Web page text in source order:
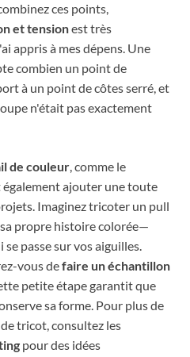
ces points,
et tensionest très
appris à mes dépens. Une
combien un point de
à un point de côtes serré, et
n'était pas exactement
de couleur , comme le
ajouter une toute
Imaginez tricoter un pull
propre histoire colorée—
passe sur vos aiguilles.
vous defaire un échantillon
petite étape garantit que
sa forme. Pour plus de
tricot, consultez les
pour des idées